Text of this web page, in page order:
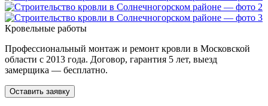
Кровельные работы
Профессиональный монтаж и ремонт кровли в Московской
области с 2013 года. Договор, гарантия 5 лет, выезд
замерщика — бесплатно.
Оставить заявку